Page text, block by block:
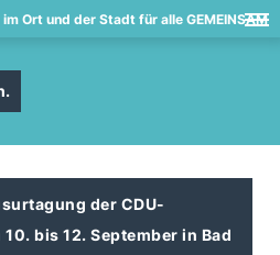
Ort und der Stadt für alle GEMEINSAM
der CDU-
bis 12. September in Bad